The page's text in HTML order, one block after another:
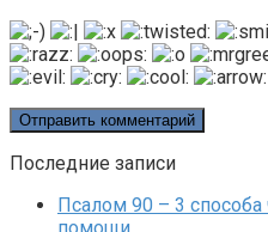
Последние записи
Псалом 90 – 3